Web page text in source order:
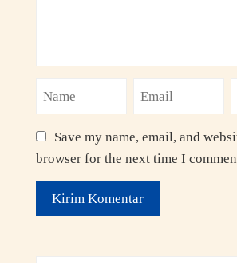
Save my name, email, and
browser for the next time I